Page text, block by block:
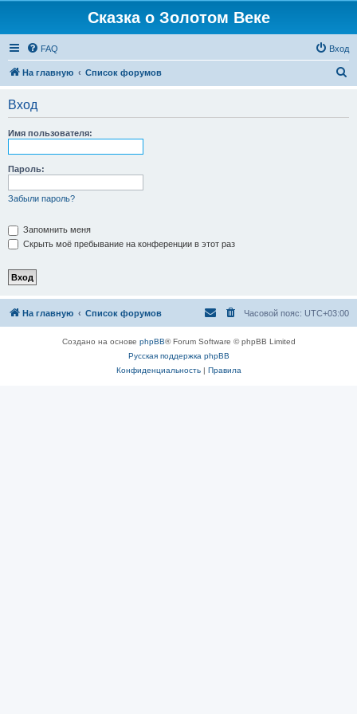
Сказка о Золотом Веке
FAQ Вход
На главную Список форумов
Вход
Имя пользователя:
Пароль:
Забыли пароль?
Запомнить меня
Скрыть моё пребывание на конференции в этот раз
На главную Список форумов Часовой пояс: UTC+03:00
Создано на основе phpBB® Forum Software © phpBB Limited
Русская поддержка phpBB
Конфиденциальность| Правила